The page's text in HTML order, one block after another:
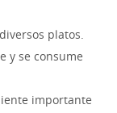
platos.
y se consume
importante